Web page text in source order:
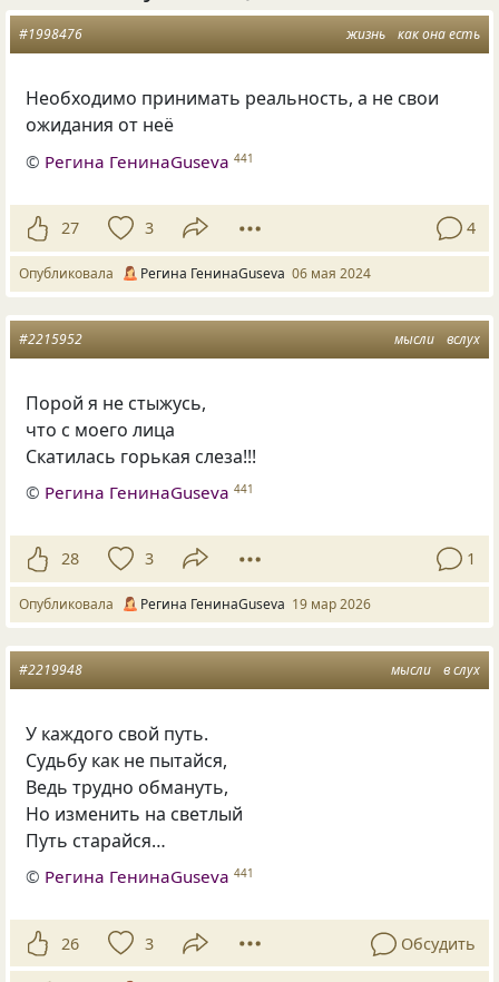
жизнь как она есть
#1998476
Необходимо принимать реальность, а не свои
ожидания от неё
© Регина ГенинаGuseva 441
27 3 4
Опубликовала Регина ГенинаGuseva 06 мая 2024
мысли вслух
#2215952
Порой я не стыжусь,
что с моего лица
Скатилась горькая слеза!!!
© Регина ГенинаGuseva 441
28 3 1
Опубликовала Регина ГенинаGuseva 19 мар 2026
мысли в слух
#2219948
У каждого свой путь.
Судьбу как не пытайся,
Ведь трудно обмануть,
Но изменить на светлый
Путь старайся…
© Регина ГенинаGuseva 441
26 3 Обсудить